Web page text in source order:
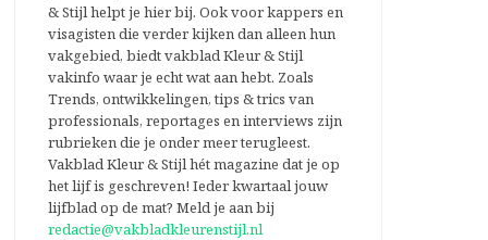
& Stijl helpt je hier bij. Ook voor kappers en
visagisten die verder kijken dan alleen hun
vakgebied, biedt vakblad Kleur & Stijl
vakinfo waar je echt wat aan hebt. Zoals
Trends, ontwikkelingen, tips & trics van
professionals, reportages en interviews zijn
rubrieken die je onder meer terugleest.
Vakblad Kleur & Stijl hét magazine dat je op
het lijf is geschreven! Ieder kwartaal jouw
lijfblad op de mat? Meld je aan bij
redactie@vakbladkleurenstijl.nl